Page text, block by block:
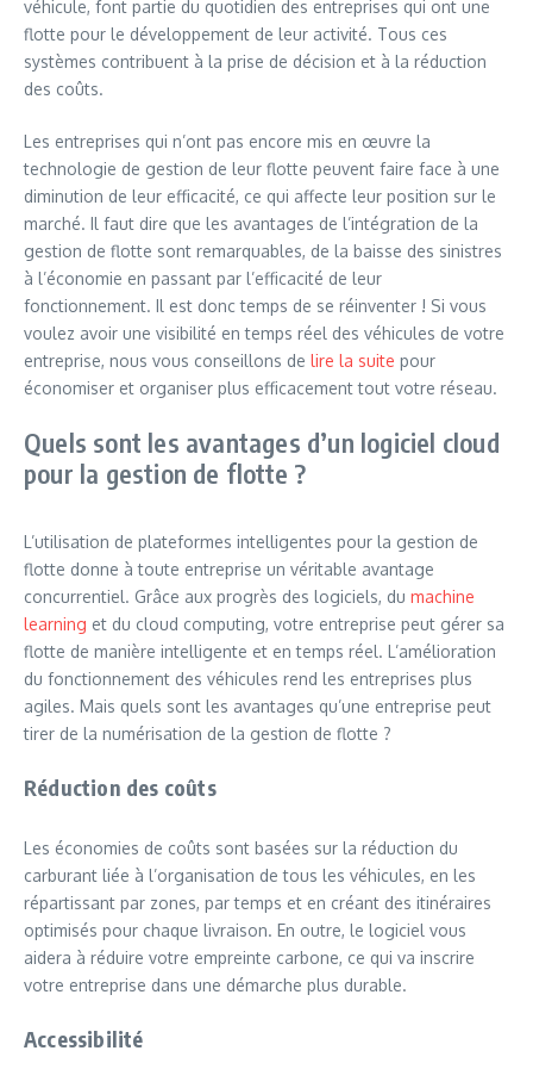
véhicule, font partie du quotidien des entreprises qui ont une
flotte pour le développement de leur activité. Tous ces
systèmes contribuent à la prise de décision et à la réduction
des coûts.
Les entreprises qui n’ont pas encore mis en œuvre la
technologie de gestion de leur flotte peuvent faire face à une
diminution de leur efficacité, ce qui affecte leur position sur le
marché. Il faut dire que les avantages de l’intégration de la
gestion de flotte sont remarquables, de la baisse des sinistres
à l’économie en passant par l’efficacité de leur
fonctionnement. Il est donc temps de se réinventer ! Si vous
voulez avoir une visibilité en temps réel des véhicules de votre
entreprise, nous vous conseillons de lire la suite pour
économiser et organiser plus efficacement tout votre réseau.
Quels sont les avantages d’un logiciel cloud
pour la gestion de flotte ?
L’utilisation de plateformes intelligentes pour la gestion de
flotte donne à toute entreprise un véritable avantage
concurrentiel. Grâce aux progrès des logiciels, du machine
learning et du cloud computing, votre entreprise peut gérer sa
flotte de manière intelligente et en temps réel. L’amélioration
du fonctionnement des véhicules rend les entreprises plus
agiles. Mais quels sont les avantages qu’une entreprise peut
tirer de la numérisation de la gestion de flotte ?
Réduction des coûts
Les économies de coûts sont basées sur la réduction du
carburant liée à l’organisation de tous les véhicules, en les
répartissant par zones, par temps et en créant des itinéraires
optimisés pour chaque livraison. En outre, le logiciel vous
aidera à réduire votre empreinte carbone, ce qui va inscrire
votre entreprise dans une démarche plus durable.
Accessibilité